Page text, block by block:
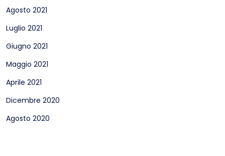
Agosto 2021
Luglio 2021
Giugno 2021
Maggio 2021
Aprile 2021
Dicembre 2020
Agosto 2020